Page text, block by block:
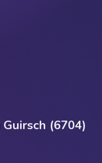
Guirsch (6704)